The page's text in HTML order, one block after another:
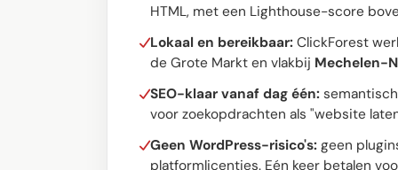
HTML, met een Lighthouse-score
Lokaal en bereikbaar: ClickForest
de Grote Markt en vlakbij Mechelen-
SEO-klaar vanaf dag één:
voor zoekopdrachten als "website
Geen WordPress-risico's: geen
platformlicenties. Eén keer betalen